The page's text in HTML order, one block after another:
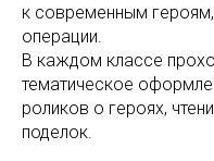
к современным
операции.
В каждом классе
тематическое
роликов о героях,
поделок.